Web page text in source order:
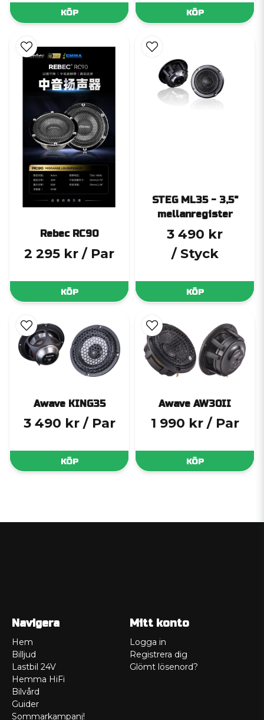
KÖP KÖP
Rebec RC90
2 295 kr / Par
KÖP
STEG ML35 - 3,5"
mellanregister
3 490 kr
/ Styck
KÖP
Awave KING35
3 490 kr / Par
KÖP
Awave AW30II
1 990 kr / Par
KÖP
Navigera
Hem
Billjud
Lastbil 24V
Hemma HiFi
Bilvård
Guider
Sommarkampanj!
Mitt konto
Logga in
Registrera dig
Glömt lösenord?